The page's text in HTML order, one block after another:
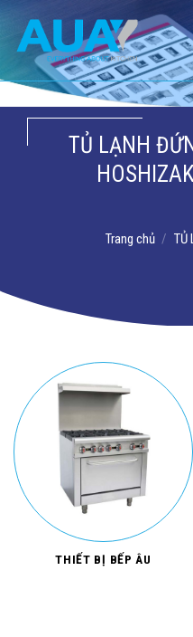
dung
TỦ LẠNH
Trang chủ / TỦ
THIẾT BỊ BẾP ÂU